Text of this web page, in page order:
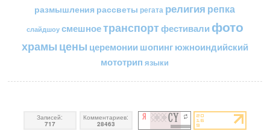
размышления рассветы регата религия репка
слайдшоу смешноетранспортфестивали фото
храмы цены церемонии шопингюжноиндийский
мототрип языки
Записей:
717
Комментариев:
28463